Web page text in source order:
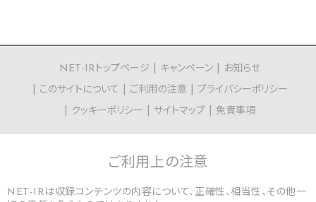
NET-IRトップページ キャンペーン
お知らせ
このサイトについて
ご利用の注意
プライバシーポリシー
クッキーポリシー
サイトマップ 免責事項
ご利用上の注意
NET-IRは収録コンテンツの内容について、正確性、相当性、その他一